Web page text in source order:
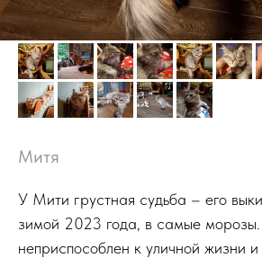
Митя
У Мити грустная судьба – его
зимой 2023 года, в самые
неприспособлен к уличной жизни